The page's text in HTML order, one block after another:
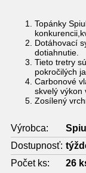
Topánky
Dotáhovací
dotiahnutie.
Tieto tretry
pokročilých
Carbonové
skvelý výkon
Zosílený
Výrobca:
Dostupnosť:
Počet ks:
26